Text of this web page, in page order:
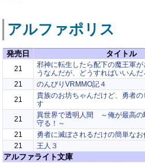
アルファポリス
発売日 タイトル
21
邪神に転生したら配下の魔王軍
うなんだが、どうすればいいん
21
のんびりVRMMO記４
21
貴族のお坊ちゃんだけど、勇者
す
21
異世界で透明人間 ～俺が最高の
守る！～
21
勇者に滅ぼされるだけの簡単な
21
王人３
アルファライト文庫